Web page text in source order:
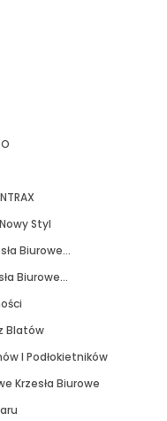
Styl
Biurowe...
Biurowe...
Blatów
I Podłokietników
Krzesła Biurowe